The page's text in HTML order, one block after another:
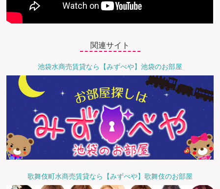
関連サイト
池袋水商売賃貸なら【みずべや】池袋のお部屋
歌舞伎町水商売賃貸なら【みずべや】歌舞伎のお部屋